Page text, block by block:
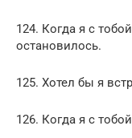
124. Когда я с
остановилось.
125. Хотел бы я
126. Когда я с